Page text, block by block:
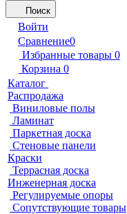
Поиск
Войти
Сравнение0
Избранные товары 0
Корзина 0
Каталог
Распродажа
Виниловые полы
Ламинат
Паркетная доска
Стеновые панели
Краски
Террасная доска
Инженерная доска
Регулируемые опоры
Сопутствующие товары